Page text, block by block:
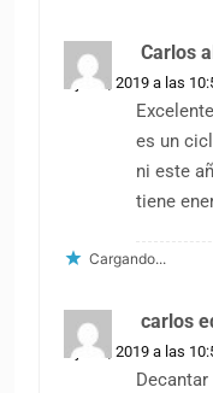
Carlos
3 junio, 2019 a las
es un
ni este
tiene
Cargando...
carlos
3 junio, 2019 a las